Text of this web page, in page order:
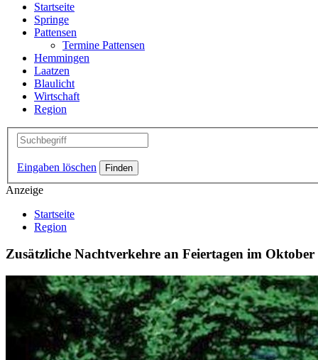
Startseite
Springe
Pattensen
Termine Pattensen
Hemmingen
Laatzen
Blaulicht
Wirtschaft
Region
Eingaben löschen
Anzeige
Startseite
Region
Zusätzliche Nachtverkehre an Feiertagen im Oktober